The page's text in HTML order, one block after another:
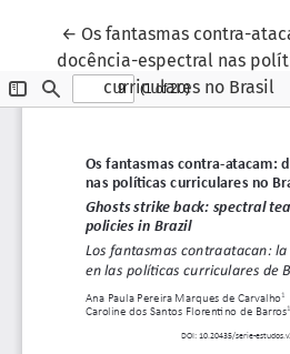
← Voltar aos Detalhes do
Os fantasmas contra-
docência-espectral nas
curriculares no Brasil